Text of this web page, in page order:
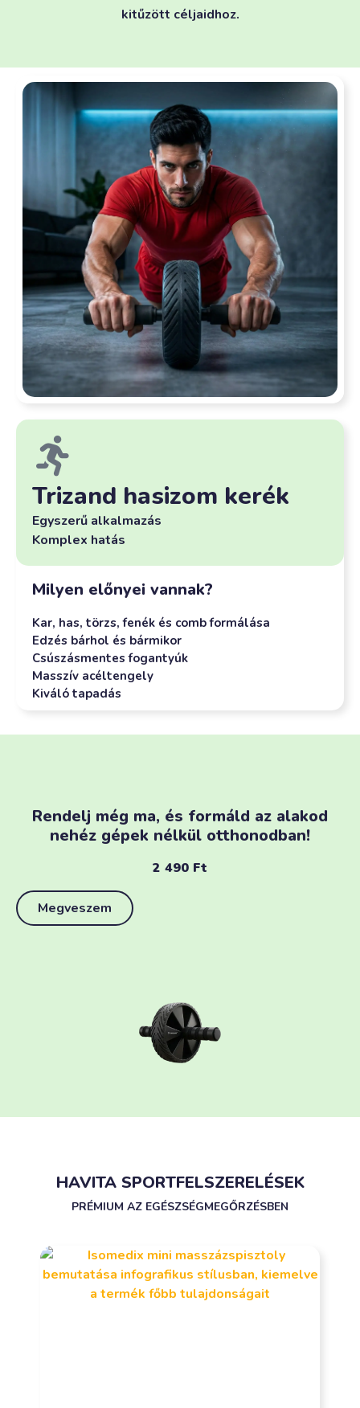
kitűzött céljaidhoz.
Trizand hasizom kerék
Egyszerű alkalmazás
Komplex hatás
Milyen előnyei vannak?
Kar, has, törzs, fenék és comb formálása
Edzés bárhol és bármikor
Csúszásmentes fogantyúk
Masszív acéltengely
Kiváló tapadás
Rendelj még ma, és formáld az alakod
nehéz gépek nélkül otthonodban!
2 490 Ft
Megveszem
HAVITA SPORTFELSZERELÉSEK
PRÉMIUM AZ EGÉSZSÉGMEGŐRZÉSBEN